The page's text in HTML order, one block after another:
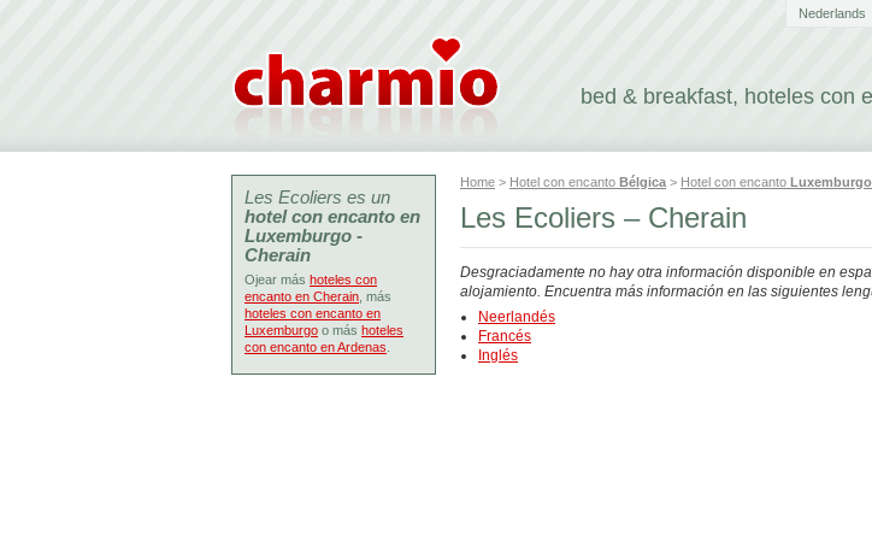
bed & breakfast, hoteles con
Nederlands
Home > Hotel con encanto Bélgica > Hotel con encanto Luxemburgo
Les Ecoliers – Cherain
Desgraciadamente no hay otra información disponible en
alojamiento. Encuentra más información en las siguientes
Neerlandés
Francés
Inglés
Les Ecoliers es un
hotel con encanto en
Luxemburgo -
Cherain
Ojear más hoteles con
encanto en Cherain , más
hoteles con encanto en
Luxemburgo o más hoteles
con encanto en Ardenas